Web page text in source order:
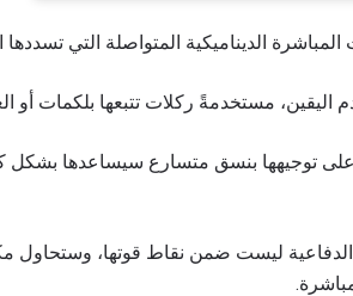
الديناميكية المتواصلة التي تسددها
اليقين، مستخدمةً ركلات تتبعها بلكمات أو
توجيهها بنسق متسارع سيساعدها بشكل
الدفاعية ليست ضمن نقاط قوتها،